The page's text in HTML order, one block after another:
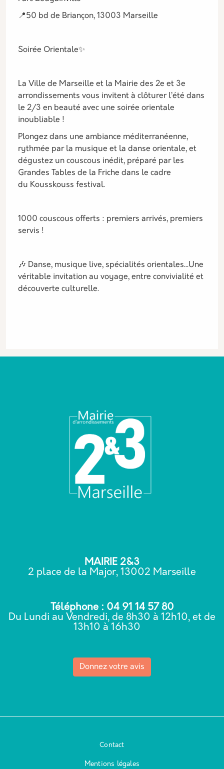
📍50 bd de Briançon, 13003 Marseille
Soirée Orientale✨
La Ville de Marseille et la Mairie des 2e et 3e
arrondissements vous invitent à clôturer l’été dans
le 2/3 en beauté avec une soirée orientale
inoubliable !
Plongez dans une ambiance méditerranéenne,
rythmée par la musique et la danse orientale, et
dégustez un couscous inédit, préparé par les
Grandes Tables de la Friche dans le cadre
du Kousskouss festival.
1000 couscous offerts : premiers arrivés, premiers
servis !
🎶 Danse, musique live, spécialités orientales...Une
véritable invitation au voyage, entre convivialité et
découverte culturelle.
MAIRIE 2&3
2 place de la Major, 13002 Marseille
Téléphone : 04 91 14 57 80
Du Lundi au Vendredi, de 8h30 à 12h10, et de
13h10 à 16h30
Donnez votre avis
Contact
Mentions légales